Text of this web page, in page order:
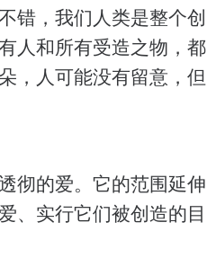
错，我们人类是整个创
人和所有受造之物，都
，人可能没有留意，但
彻的爱。它的范围延伸
、实行它们被创造的目